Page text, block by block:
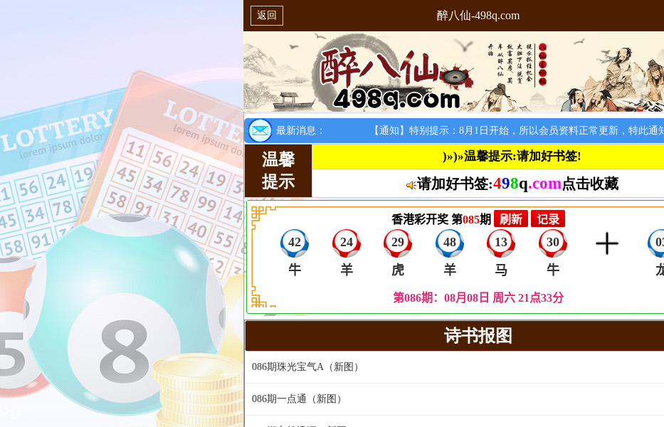
返回 醉八仙-498q.com
最新消息： 【通知】特别提示：8月1日开始，所以会员资料正常更新，特此通知！
温馨
提示
)»)»温馨提示:请加好书签!
请加好书签:498q.com点击收藏
诗书报图
086期珠光宝气A（新图）
086期一点通（新图）